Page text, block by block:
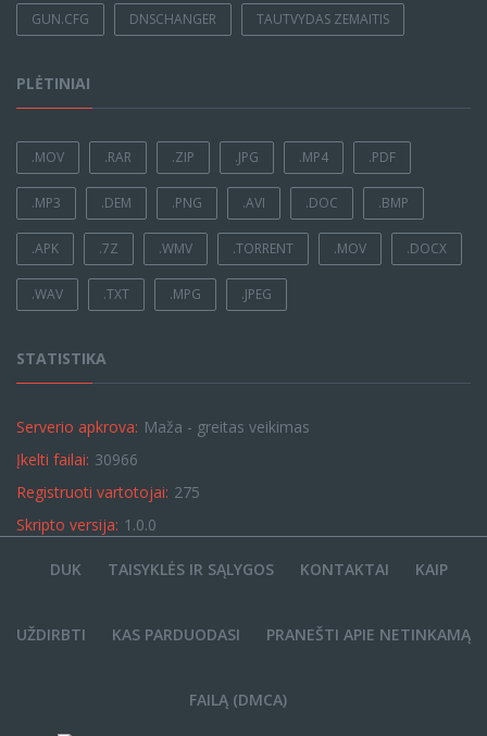
GUN.CFG DNSCHANGER TAUTVYDAS ZEMAITIS
PLĖTINIAI
.MOV .RAR .ZIP .JPG .MP4 .PDF
.MP3 .DEM .PNG .AVI .DOC .BMP
.APK .7Z .WMV .TORRENT .MOV .DOCX
.WAV .TXT .MPG .JPEG
STATISTIKA
Serverio apkrova: Maža - greitas veikimas
Įkelti failai: 30966
Registruoti vartotojai: 275
Skripto versija: 1.0.0
DUK TAISYKLĖS IR SĄLYGOS KONTAKTAI KAIP
UŽDIRBTI KAS PARDUODASI PRANEŠTI APIE NETINKAMĄ
FAILĄ (DMCA)